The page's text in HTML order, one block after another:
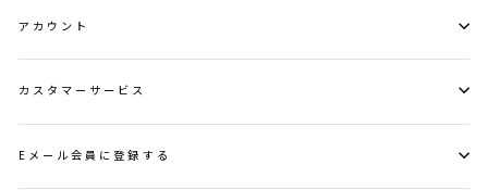
アカウント
カスタマーサービス
Eメール会員に登録する